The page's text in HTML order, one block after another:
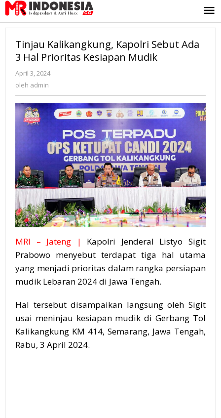
Lewati
ke
konten
Tinjau Kalikangkung, Kapolri Sebut Ada
3 Hal Prioritas Kesiapan Mudik
April 3, 2024
oleh admin
MRI – Jateng |
Kapolri Jenderal Listyo Sigit
Prabowo menyebut terdapat tiga hal utama
yang menjadi prioritas dalam rangka persiapan
mudik Lebaran 2024 di Jawa Tengah.
Hal tersebut disampaikan langsung oleh Sigit
usai meninjau kesiapan mudik di Gerbang Tol
Kalikangkung KM 414, Semarang, Jawa Tengah,
Rabu, 3 April 2024.